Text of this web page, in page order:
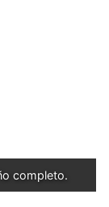
completo.